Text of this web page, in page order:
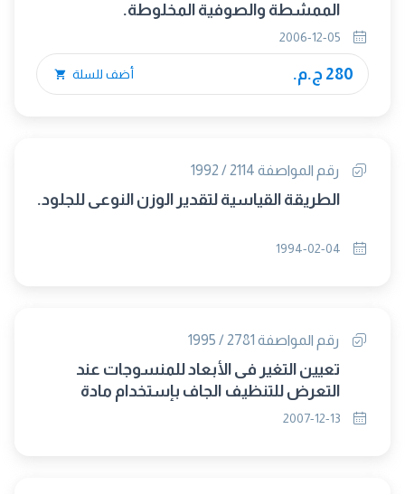
الممشطة والصوفية المخلوطة.
280 ج.م. أضف للسلة
رقم المواصفة 2114 / 1992
الطريقة القياسية لتقدير الوزن النوعى للجلود.
رقم المواصفة 2781 / 1995
تعيين التغير فى الأبعاد للمنسوجات عند
التعرض للتنظيف الجاف بإستخدام مادة
بيركلورو - ايثيلين (الطريقة الآلية).